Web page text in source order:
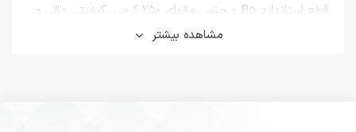
قطع استاندارد B5 و جنس مقوای ۲۵۰ گرمی، کیفیتی عالی و
دوام بالا دارد که برای استفاده در مدارس و مراکز آموزشی
مشاهده بیشتر